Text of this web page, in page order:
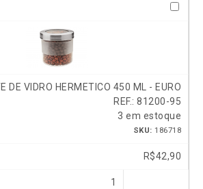
DE VIDRO HERMETICO 450 ML - EURO
REF.: 81200-95
3 em estoque
SKU: 186718
R$42,90
1